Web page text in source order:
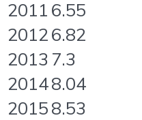
2011 6.55
20126.82
2013 7.3
20148.04
20158.53